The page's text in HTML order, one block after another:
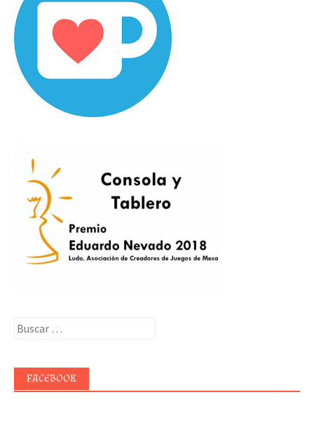
Buscar:
FACEBOOK